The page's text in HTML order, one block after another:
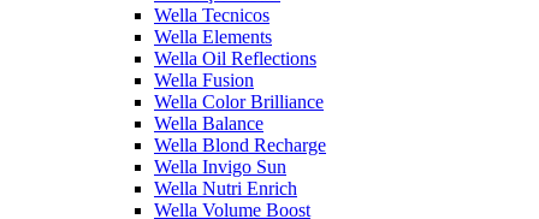
Wella Tecnicos
Wella Elements
Wella Oil Reflections
Wella Fusion
Wella Color Brilliance
Wella Balance
Wella Blond Recharge
Wella Invigo Sun
Wella Nutri Enrich
Wella Volume Boost